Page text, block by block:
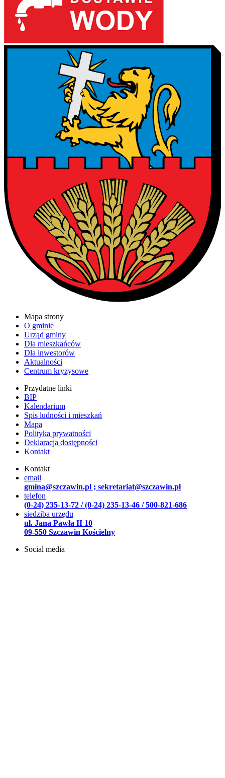
Mapa strony
O gminie
Urząd gminy
Dla mieszkańców
Dla inwestorów
Aktualności
Centrum kryzysowe
Przydatne linki
BIP
Kalendarium
Spis ludności i mieszkań
Mapa
Polityka prywatności
Deklaracja dostępności
Kontakt
Kontakt
email
gmina@szczawin.pl ; sekretariat@szczawin.pl
telefon
(0-24) 235-13-72 / (0-24) 235-13-46 / 500-821-686
siedziba urzędu
ul. Jana Pawła II 10
09-550 Szczawin Kościelny
Social media